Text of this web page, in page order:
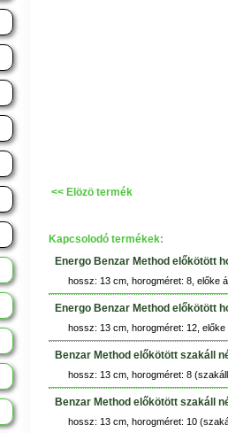
<< Elözö termék
Kapcsolodó termékek:
Energo Benzar Method előkötött
hossz: 13 cm, horogméret: 8, előke
Energo Benzar Method előkötött
hossz: 13 cm, horogméret: 12,
Benzar Method előkötött szakáll
hossz: 13 cm, horogméret: 8
Benzar Method előkötött szakáll
hossz: 13 cm, horogméret: 10